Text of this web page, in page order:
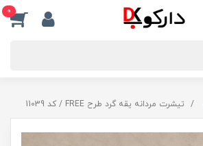
0
تیشرت مردانه یقه گرد طرح FREE / کد 11039